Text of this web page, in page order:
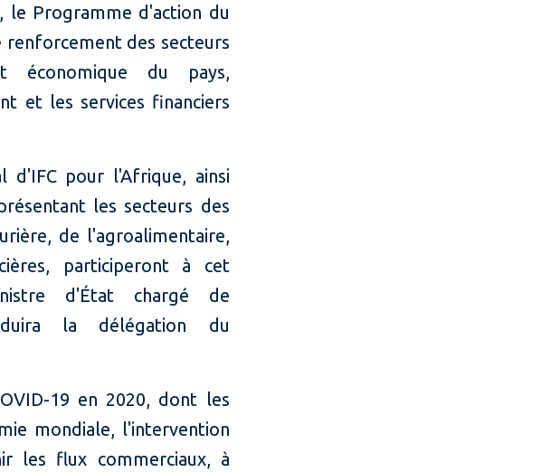
le Programme d'action du
renforcement des secteurs
économique du pays,
et les services financiers
d'IFC pour l'Afrique, ainsi
les secteurs des
de l'agroalimentaire,
participeront à cet
d'État chargé de
la délégation du
19 en 2020, dont les
mondiale, l'intervention
les flux commerciaux, à